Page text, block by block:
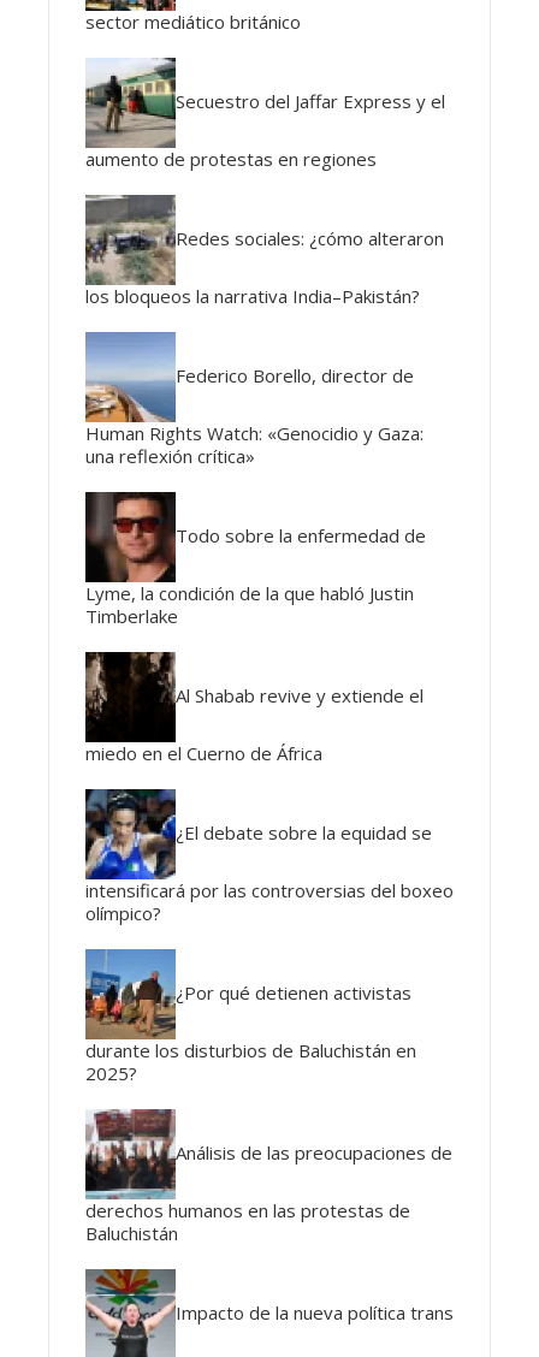
sector mediático británico
Secuestro del Jaffar Express y el
aumento de protestas en regiones
Redes sociales: ¿cómo alteraron
los bloqueos la narrativa India–Pakistán?
Federico Borello, director de
Human Rights Watch: «Genocidio y Gaza:
una reflexión crítica»
Todo sobre la enfermedad de
Lyme, la condición de la que habló Justin
Timberlake
Al Shabab revive y extiende el
miedo en el Cuerno de África
¿El debate sobre la equidad se
intensificará por las controversias del boxeo
olímpico?
¿Por qué detienen activistas
durante los disturbios de Baluchistán en
2025?
Análisis de las preocupaciones de
derechos humanos en las protestas de
Baluchistán
Impacto de la nueva política trans